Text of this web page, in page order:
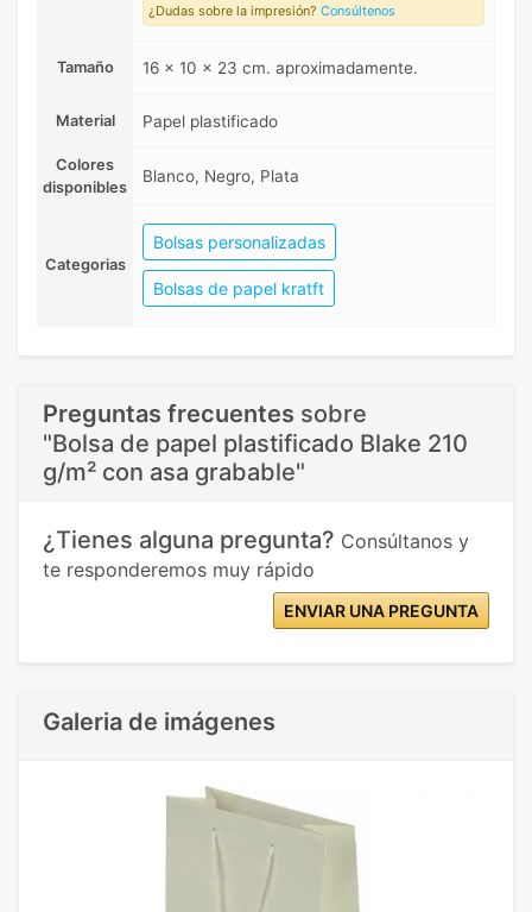
¿Dudas sobre la impresión? Consúltenos
Tamaño 16 x 10 x 23 cm. aproximadamente.
Material Papel plastificado
Colores
disponibles
Blanco, Negro, Plata
Categorias
Bolsas personalizadas
Bolsas de papel kratft
Preguntas frecuentes sobre
"Bolsa de papel plastificado Blake 210
g/m² con asa grabable"
¿Tienes alguna pregunta? Consúltanos y
te responderemos muy rápido
ENVIAR UNA PREGUNTA
Galeria de imágenes